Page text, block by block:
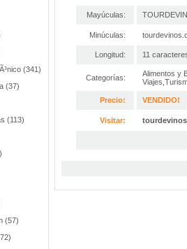
(341)
(37)
(113)
(57)
Mayúculas:
Minúculas:
Longitud: 11
Categorías:
Alimentos y
Precio: VENDIDO!
Visitar: